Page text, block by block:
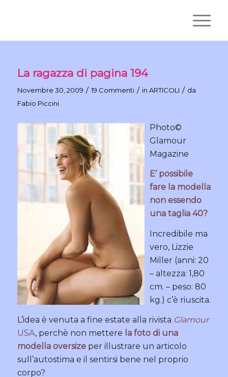
La ragazza di pagina 194
Novembre 30, 2009 / 19 Commenti / in ARTICOLI / da
Fabio Piccini
Photo©
Glamour
Magazine
E’ possibile
fare la modella
non essendo
una taglia 40?
Incredibile ma
vero, Lizzie
Miller (anni: 20
– altezza: 1,80
cm. – peso: 80
kg.) c’è riuscita.
L’idea è venuta a fine estate alla rivista Glamour
USA, perchè non mettere la foto di una
modella oversizeper illustrare un articolo
sull’autostima e il sentirsi bene nel proprio
corpo?